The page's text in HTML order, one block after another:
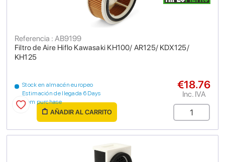
Filtro de Aire Hiflo Kawasaki KH100/ AR125/ KDX125/
KH125
Referencia : AB9199
Stock en almacén europeo
Estimación de llegada 6 Days
from purchase
€18.76
Inc. IVA
AÑADIR AL CARRITO